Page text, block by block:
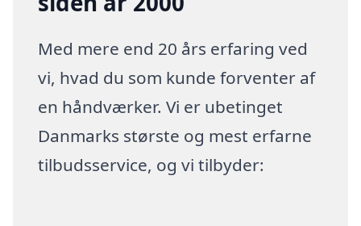
Med mere end 20 års erfaring ved
vi, hvad du som kunde forventer af
en håndværker. Vi er ubetinget
Danmarks største og mest erfarne
tilbudsservice, og vi tilbyder: